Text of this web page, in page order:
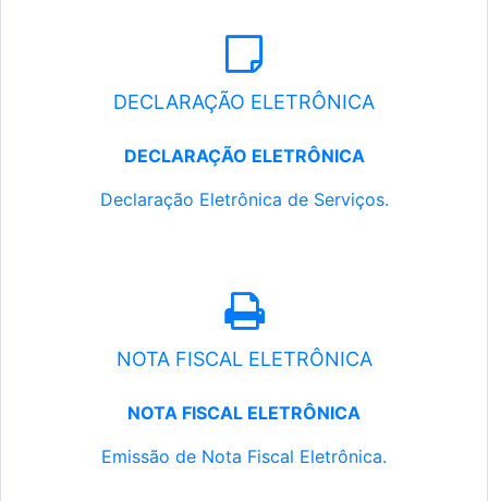
DECLARAÇÃO ELETRÔNICA
DECLARAÇÃO ELETRÔNICA
Declaração Eletrônica de Serviços.
NOTA FISCAL ELETRÔNICA
NOTA FISCAL ELETRÔNICA
Emissão de Nota Fiscal Eletrônica.